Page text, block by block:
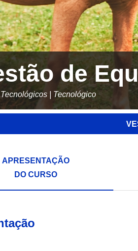
de
| Tecnológico
APRESENTAÇÃO
DO CURSO